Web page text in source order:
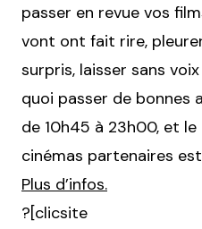
passer en revue vos
vont ont fait rire,
surpris, laisser sans
quoi passer de bonnes
de 10h45 à 23h00, et
cinémas partenaires
Plus d’infos.
?[clicsite